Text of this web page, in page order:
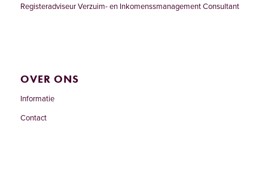
Registeradviseur Verzuim- en Inkomenssmanagement Consultant
OVER ONS
Informatie
Contact